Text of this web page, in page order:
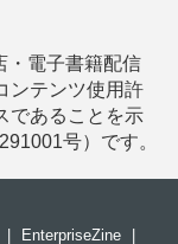
・電子書籍配信
ンテンツ使用許
であることを示
号）です。
EnterpriseZine